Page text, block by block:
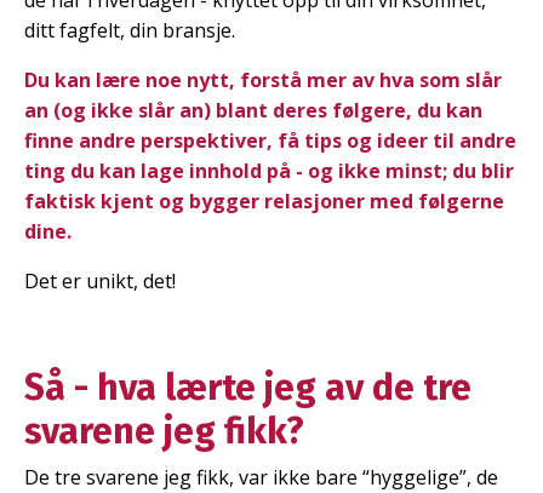
ditt fagfelt, din bransje.
Du kan lære noe nytt, forstå mer av hva som slår
an (og ikke slår an) blant deres følgere, du kan
finne andre perspektiver, få tips og ideer til andre
ting du kan lage innhold på - og ikke minst; du blir
faktisk kjent og bygger relasjoner med følgerne
dine.
Det er unikt, det!
Så - hva lærte jeg av de tre
svarene jeg fikk?
De tre svarene jeg fikk, var ikke bare “hyggelige”, de